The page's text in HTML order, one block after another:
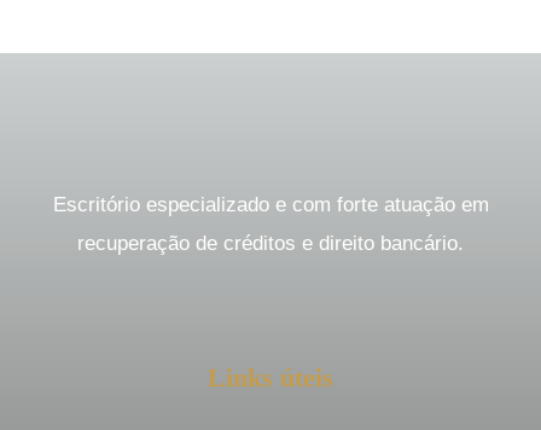
Escritório especializado e com forte atuação em
recuperação de créditos e direito bancário.
Links úteis